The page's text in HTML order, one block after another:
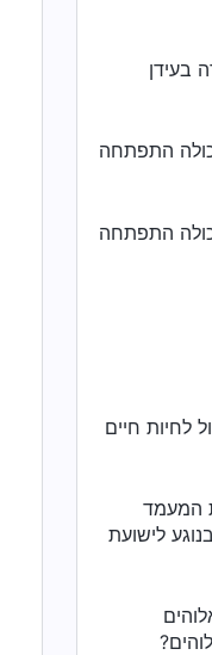
בעידן
התפתחה
התפתחה
לחיות חיים
המעמד
לישועת